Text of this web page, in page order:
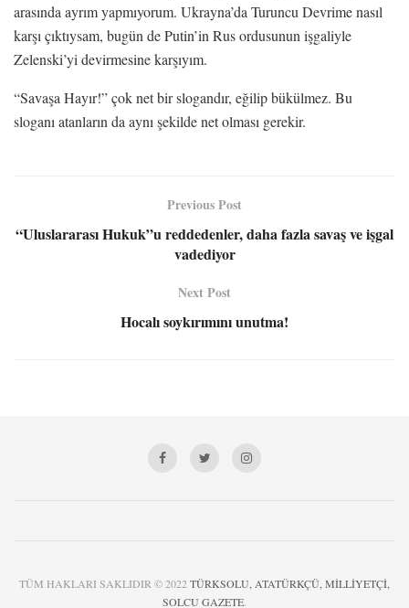
arasında ayrım yapmıyorum. Ukrayna’da Turuncu Devrime nasıl
karşı çıktıysam, bugün de Putin’in Rus ordusunun işgaliyle
Zelenski’yi devirmesine karşıyım.
“Savaşa Hayır!” çok net bir slogandır, eğilip bükülmez. Bu
sloganı atanların da aynı şekilde net olması gerekir.
Previous Post
“Uluslararası Hukuk”u reddedenler, daha fazla savaş ve işgal
vadediyor
Next Post
Hocalı soykırımını unutma!
TÜM HAKLARI SAKLIDIR © 2022 TÜRKSOLU, ATATÜRKÇÜ, MİLLİYETÇİ,
SOLCU GAZETE